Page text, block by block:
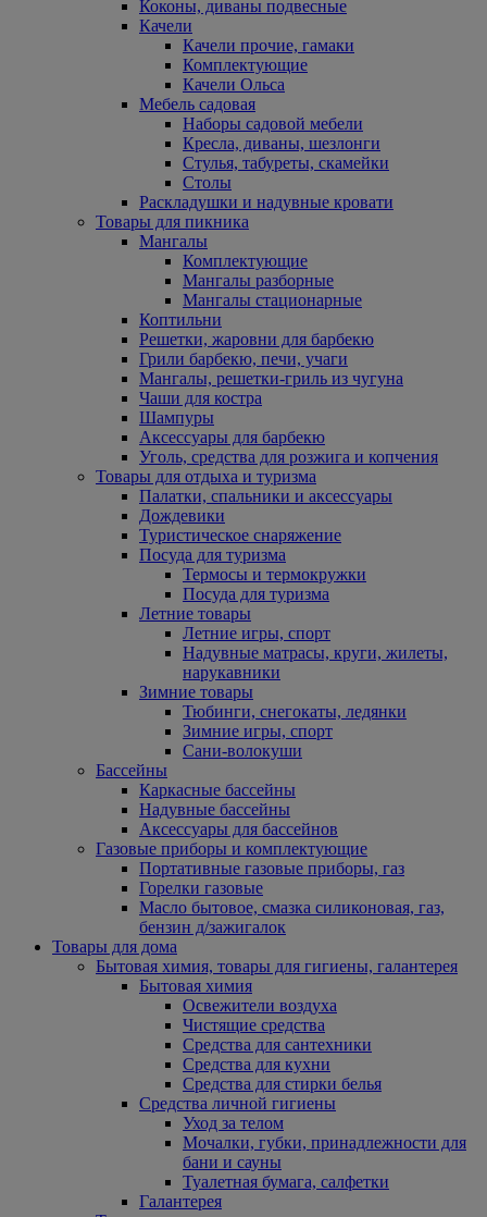
Коконы, диваны подвесные
Качели
Качели прочие, гамаки
Комплектующие
Качели Ольса
Мебель садовая
Наборы садовой мебели
Кресла, диваны, шезлонги
Стулья, табуреты, скамейки
Столы
Раскладушки и надувные кровати
Товары для пикника
Мангалы
Комплектующие
Мангалы разборные
Мангалы стационарные
Коптильни
Решетки, жаровни для барбекю
Грили барбекю, печи, учаги
Мангалы, решетки-гриль из чугуна
Чаши для костра
Шампуры
Аксессуары для барбекю
Уголь, средства для розжига и копчения
Товары для отдыха и туризма
Палатки, спальники и аксессуары
Дождевики
Туристическое снаряжение
Посуда для туризма
Термосы и термокружки
Посуда для туризма
Летние товары
Летние игры, спорт
Надувные матрасы, круги, жилеты,
нарукавники
Зимние товары
Тюбинги, снегокаты, ледянки
Зимние игры, спорт
Сани-волокуши
Бассейны
Каркасные бассейны
Надувные бассейны
Аксессуары для бассейнов
Газовые приборы и комплектующие
Портативные газовые приборы, газ
Горелки газовые
Масло бытовое, смазка силиконовая, газ,
бензин д/зажигалок
Товары для дома
Бытовая химия, товары для гигиены, галантерея
Бытовая химия
Освежители воздуха
Чистящие средства
Средства для сантехники
Средства для кухни
Средства для стирки белья
Средства личной гигиены
Уход за телом
Мочалки, губки, принадлежности для
бани и сауны
Туалетная бумага, салфетки
Галантерея